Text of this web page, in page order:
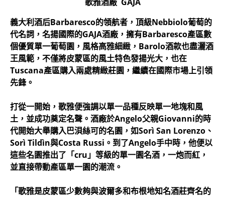
義大利酒后Barbaresco的領航者，頂級Nebbiolo葡萄的
代名詞，名揚國際的GAJA酒廠，擁有Barbaresco產區數
個優質單一葡萄園，風格高雅細緻，Barolo酒款也盡灑酒
王風範，不僅將皮蒙區的風土特色發揚光大，也在
Tuscana產區購入兩處精緻莊園，繼續在國際市場上引領
先鋒。
打從一開始，歌雅便強調以單一品種反映單一地塊和風
土，並成功奠定名聲。酒廠於Angelo父親Giovanni的時
代開始大舉購入巴浿絲可的名園，如Sorì San Lorenzo、
Sorì Tildìn與Costa Russi。到了Angelo手中時，他便以
這些名園推出了「cru」等級的單一園名酒，一炮而紅，
並直接帶動產區單一園的潮流。
「歌雅是皮蒙區少數夠與波爾多和布根地知名酒莊齊名的